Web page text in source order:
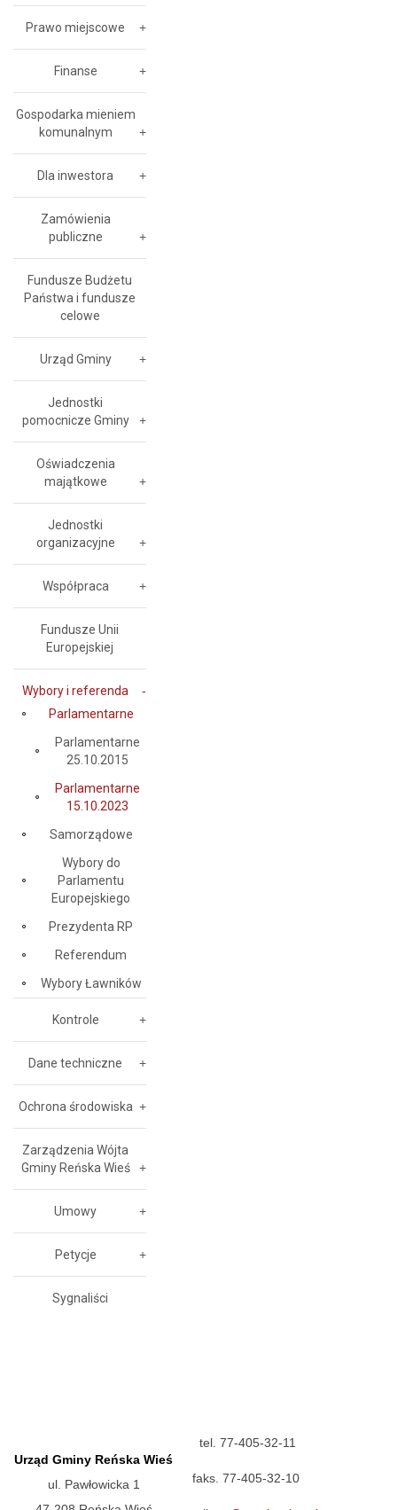
Prawo miejscowe
Finanse
Gospodarka mieniem
komunalnym
Dla inwestora
Zamówienia
publiczne
Fundusze Budżetu
Państwa i fundusze
celowe
Urząd Gminy
Jednostki
pomocnicze Gminy
Oświadczenia
majątkowe
Jednostki
organizacyjne
Współpraca
Fundusze Unii
Europejskiej
Wybory i referenda
Parlamentarne
Parlamentarne
25.10.2015
Parlamentarne
15.10.2023
Samorządowe
Wybory do
Parlamentu
Europejskiego
Prezydenta RP
Referendum
Wybory Ławników
Kontrole
Dane techniczne
Ochrona środowiska
Zarządzenia Wójta
Gminy Reńska Wieś
Umowy
Petycje
Sygnaliści
Urząd Gminy Reńska Wieś
ul. Pawłowicka 1
tel. 77-405-32-11
faks. 77-405-32-10